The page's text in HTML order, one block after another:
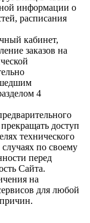
информации о
расписания
кабинет,
заказов на
4
доступ
технического
по своему
перед
Сайта.
на
для любой